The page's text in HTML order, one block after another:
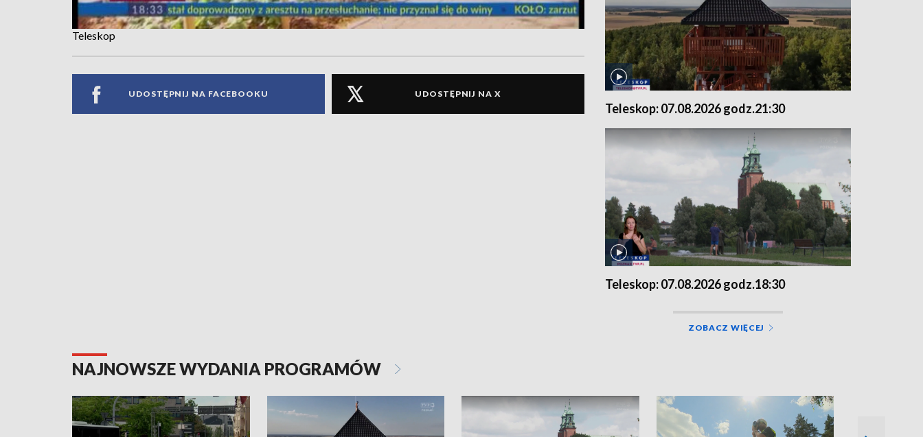
Teleskop
UDOSTĘPNIJ NA FACEBOOKU UDOSTĘPNIJ NA X
Teleskop: 07.08.2026 godz.21:30
Teleskop: 07.08.2026 godz.18:30
ZOBACZ WIĘCEJ
NAJNOWSZE WYDANIA PROGRAMÓW